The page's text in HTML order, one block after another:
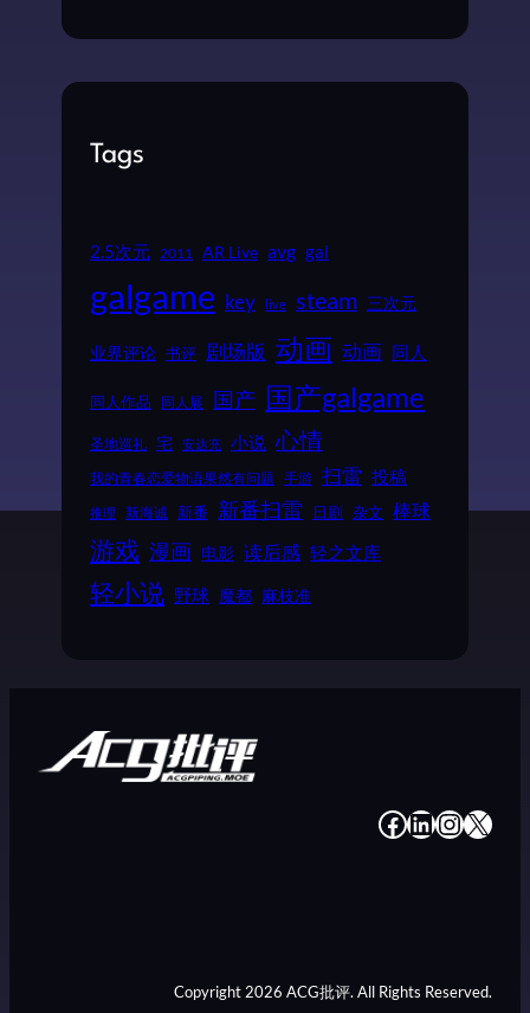
Tags
2.5次元 2011 AR Live avg gal
galgame key live steam 三次元
业界评论 书评 剧场版 动画 动画 同人
同人作品 同人展 国产 国产galgame
圣地巡礼 宅 安达充 小说 心情
我的青春恋爱物语果然有问题 手游 扫雷 投稿
推理 新海诚 新番 新番扫雷 日剧 杂文 棒球
游戏 漫画 电影 读后感 轻之文库
轻小说 野球 魔都 麻枝准
# # # #
Copyright 2026 ACG批评. All Rights Reserved.